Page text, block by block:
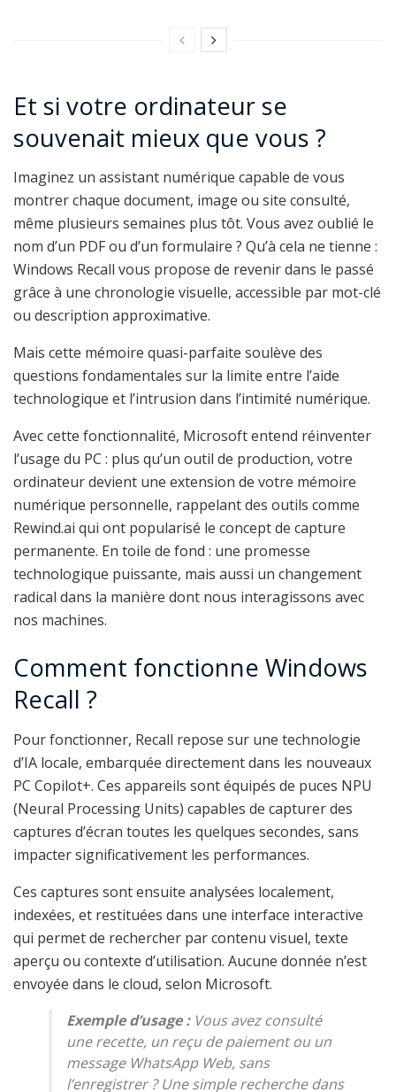
Et si votre ordinateur se
souvenait mieux que vous ?
Imaginez un assistant numérique capable de vous
montrer chaque document, image ou site consulté,
même plusieurs semaines plus tôt. Vous avez oublié le
nom d’un PDF ou d’un formulaire ? Qu’à cela ne tienne :
Windows Recall vous propose de revenir dans le passé
grâce à une chronologie visuelle, accessible par mot-clé
ou description approximative.
Mais cette mémoire quasi-parfaite soulève des
questions fondamentales sur la limite entre l’aide
technologique et l’intrusion dans l’intimité numérique.
Avec cette fonctionnalité, Microsoft entend réinventer
l’usage du PC : plus qu’un outil de production, votre
ordinateur devient une extension de votre mémoire
numérique personnelle, rappelant des outils comme
Rewind.ai qui ont popularisé le concept de capture
permanente. En toile de fond : une promesse
technologique puissante, mais aussi un changement
radical dans la manière dont nous interagissons avec
nos machines.
Comment fonctionne Windows
Recall ?
Pour fonctionner, Recall repose sur une technologie
d’IA locale, embarquée directement dans les nouveaux
PC Copilot+. Ces appareils sont équipés de puces NPU
(Neural Processing Units) capables de capturer des
captures d’écran toutes les quelques secondes, sans
impacter significativement les performances.
Ces captures sont ensuite analysées localement,
indexées, et restituées dans une interface interactive
qui permet de rechercher par contenu visuel, texte
aperçu ou contexte d’utilisation. Aucune donnée n’est
envoyée dans le cloud, selon Microsoft.
Exemple d’usage : Vous avez consulté
une recette, un reçu de paiement ou un
message WhatsApp Web, sans
l’enregistrer ? Une simple recherche dans